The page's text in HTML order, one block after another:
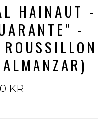
HAINAUT -
-
KR